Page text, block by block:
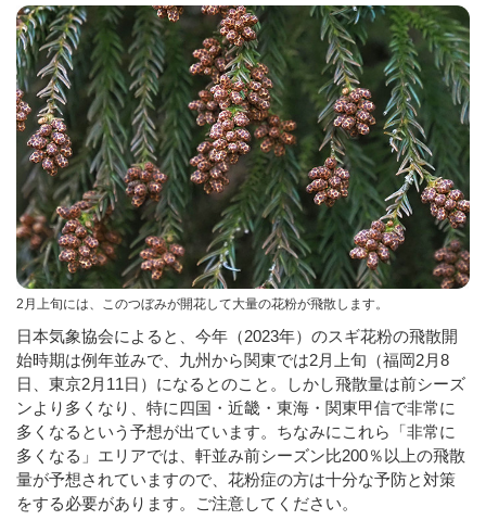
2月上旬には、このつぼみが開花して大量の花粉が飛散します。
日本気象協会によると、今年（2023年）のスギ花粉の飛散開
始時期は例年並みで、九州から関東では2月上旬（福岡2月8
日、東京2月11日）になるとのこと。しかし飛散量は前シーズ
ンより多くなり、特に四国・近畿・東海・関東甲信で非常に
多くなるという予想が出ています。ちなみにこれら「非常に
多くなる」エリアでは、軒並み前シーズン比200％以上の飛散
量が予想されていますので、花粉症の方は十分な予防と対策
をする必要があります。ご注意してください。